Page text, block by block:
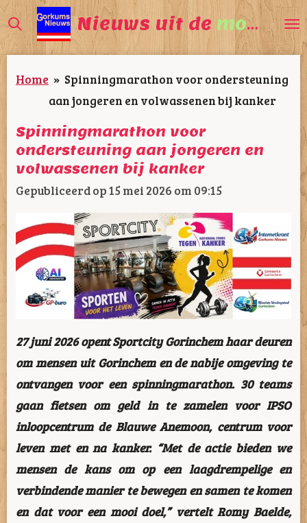
Ga
direct
naar
de
hoofdinhoud
Nieuws uit de mooiste
Home » Spinningmarathon voor ondersteuning
aan jongeren en volwassenen bij kanker
Spinningmarathon voor
ondersteuning aan jongeren en
volwassenen bij kanker
Gepubliceerd op 15 mei 2026 om 09:15
27 juni 2026 opent Sportcity Gorinchem haar deuren
om mensen uit Gorinchem en de nabije omgeving te
ontvangen voor een spinningmarathon. 30 teams
gaan fietsen om geld in te zamelen voor IPSO
inloopcentrum de Blauwe Anemoon, centrum voor
leven met en na kanker. “Met de actie bieden we
mensen de kans om op een laagdrempelige en
verbindende manier te bewegen en samen te komen
en dat voor een mooi doel,” vertelt Romy Baelde,